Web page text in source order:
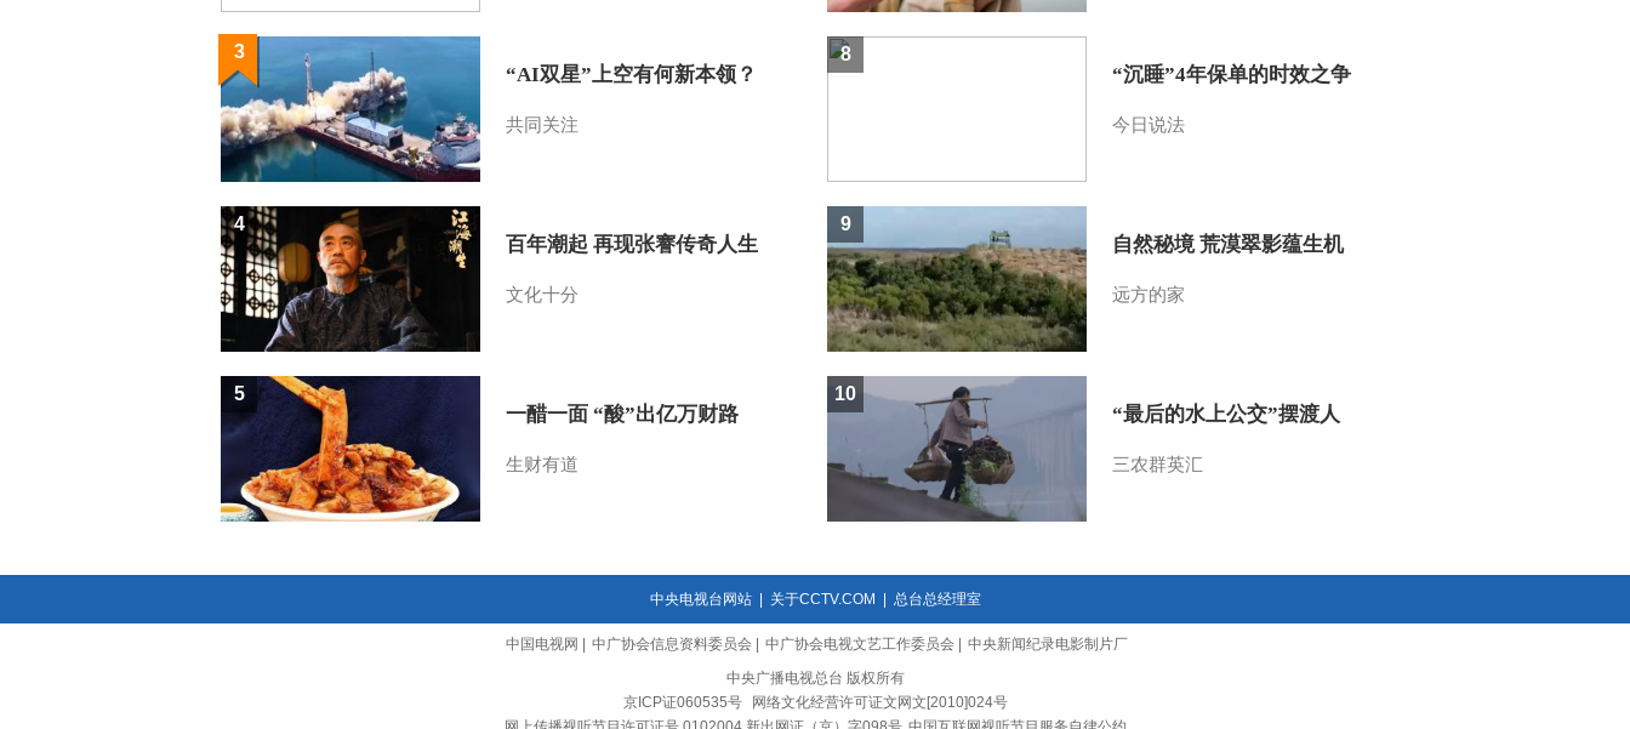
“AI双星”上空有何新本领？
共同关注
3
百年潮起 再现张謇传奇人生
文化十分
4
一醋一面 “酸”出亿万财路
生财有道
5
“沉睡”4年保单的时效之争
今日说法
8
自然秘境 荒漠翠影蕴生机
远方的家
9
“最后的水上公交”摆渡人
三农群英汇
10
中央电视台网站| 关于CCTV.COM 总台总经理室
中国电视网 中广协会信息资料委员会 中广协会电视文艺工作委员会
中央新闻纪录电影制片厂
中央广播电视总台 版权所有
京ICP证060535号
网络文化经营许可证文网文[2010]024号